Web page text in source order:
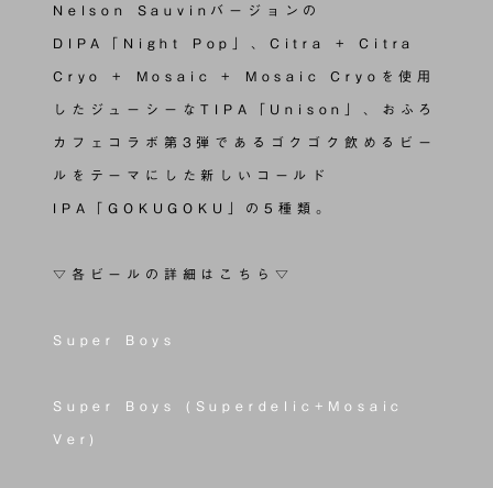
Nelson Sauvinバージョンの
DIPA「Night Pop」、Citra + Citra
Cryo + Mosaic + Mosaic Cryoを使用
したジューシーなTIPA「Unison」、おふろ
カフェコラボ第3弾であるゴクゴク飲めるビー
ルをテーマにした新しいコールド
IPA「GOKUGOKU」の5種類。
▽各ビールの詳細はこちら▽
Super Boys
Super Boys (Superdelic+Mosaic
Ver)